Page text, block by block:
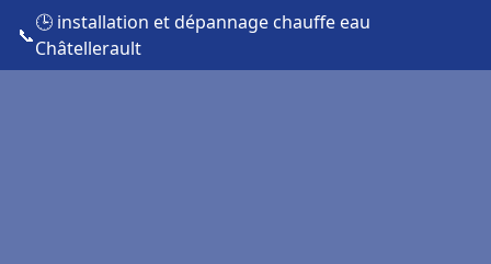
📞
🕒 installation et dépannage chauffe eau
Châtellerault